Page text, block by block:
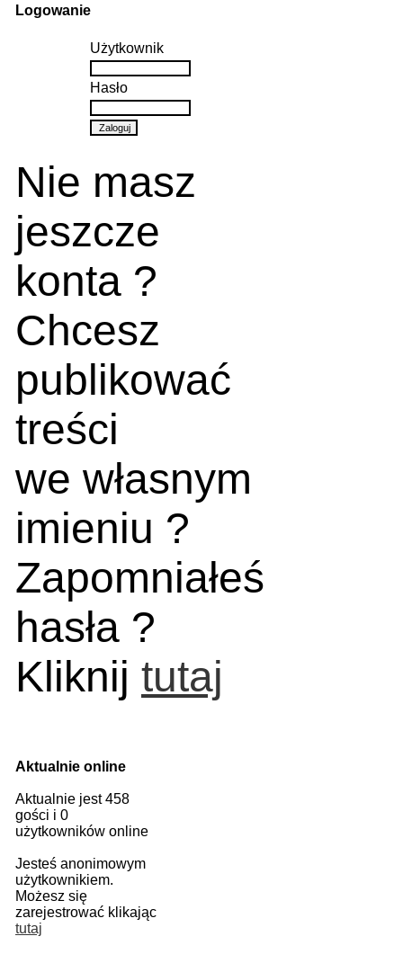
Logowanie
Użytkownik
Hasło
Nie masz
jeszcze
konta ?
Chcesz
publikować
treści
we własnym
imieniu ?
Zapomniałeś
hasła ?
Kliknij tutaj
Aktualnie online
Aktualnie jest 458
gości i 0
użytkowników online
Jesteś anonimowym
użytkownikiem.
Możesz się
zarejestrować klikając
tutaj